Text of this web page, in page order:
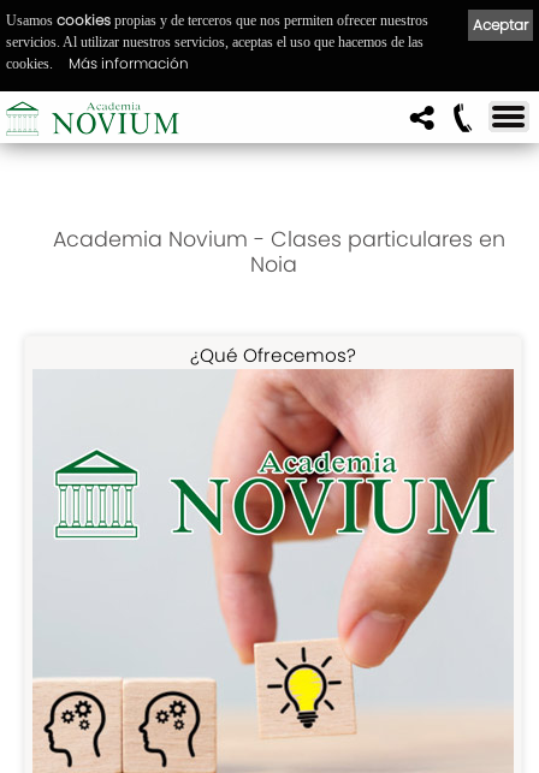
Academia Novium - Clases particulares en
Noia
¿Qué Ofrecemos?
Aceptar
Usamos cookies propias y de terceros que nos permiten ofrecer nuestros
servicios. Al utilizar nuestros servicios, aceptas el uso que hacemos de las
cookies.
Más información